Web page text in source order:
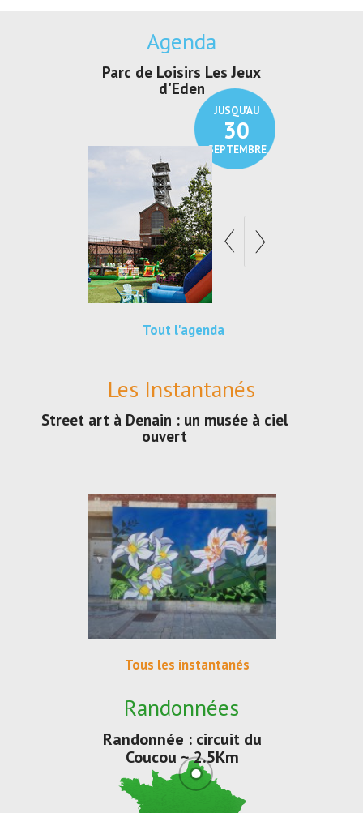
Agenda
SEPTEMBRE
Loisirs Les Jeux
JUSQU'AU
21
SEPTEMBRE
Exposition "Lucien Jonas -
Au pays du charbon ...
Tout l'agenda
Les Instantanés
Street art à Denain : un musée à ciel
ouvert
Tous les instantanés
Randonnées
Randonnée : circuit du
Coucou ~ 2.5Km